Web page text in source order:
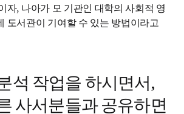
자, 나아가 모 기관인 대학의 사회적 영
도서관이 기여할 수 있는 방법이라고
석 작업을 하시면서,
사서분들과 공유하면